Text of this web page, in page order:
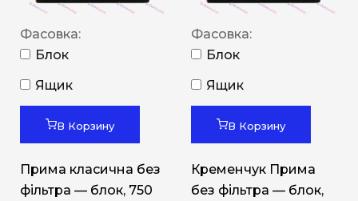
Фасовка:
Блок
Ящик
В Корзину
Прима класична без
фільтра — блок, 750
Фасовка:
Блок
Ящик
В Корзину
Кременчук Прима
без фільтра — блок,